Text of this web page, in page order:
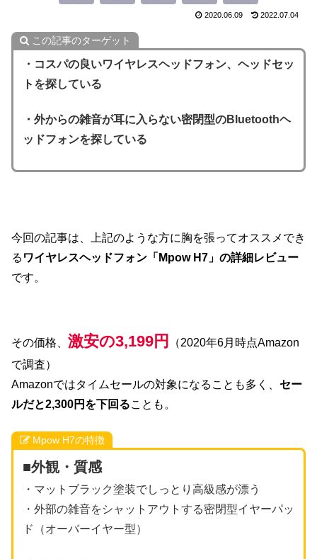
2020.06.09 2022.07.04
この記事のターゲット
・コスパの良いワイヤレスヘッドフォン、ヘッドセッ
トを探している
・外からの雑音が耳に入らない密閉型のBluetoothヘ
ッドフォンを探している
今回の記事は、上記のような方に胸を張ってオススメでき
る ワイヤレスヘッドフォン「Mpow H7」の詳細レビュー
です。
その価格、 激安の3,199円
（2020年6月時点Amazon
で調査）
Amazonではタイムセールの対象になることも多く、 セー
ルだと2,300円を下回ることも。
Mpow H7の特徴
■外観・質感
・マットブラック塗装でしっとり高級感が漂う
・外部の雑音をシャットアウトする密閉型イヤーパッ
ド（オーバーイヤー型）